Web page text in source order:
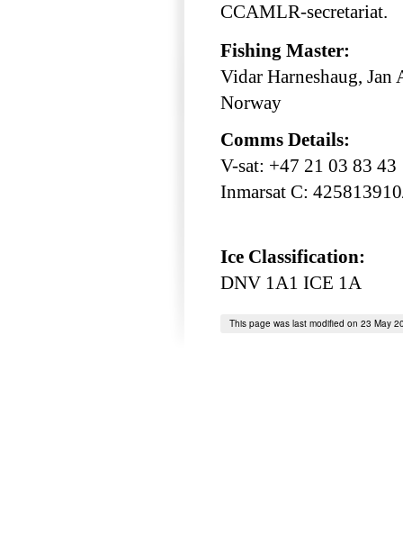
CCAMLR-secretariat.
Fishing Master:
Vidar Harneshaug,
Norway
Comms Details:
V-sat: +47 21 03 83 43
Inmarsat C:
Ice Classification:
DNV 1A1 ICE 1A
This page was last modified on 23 May